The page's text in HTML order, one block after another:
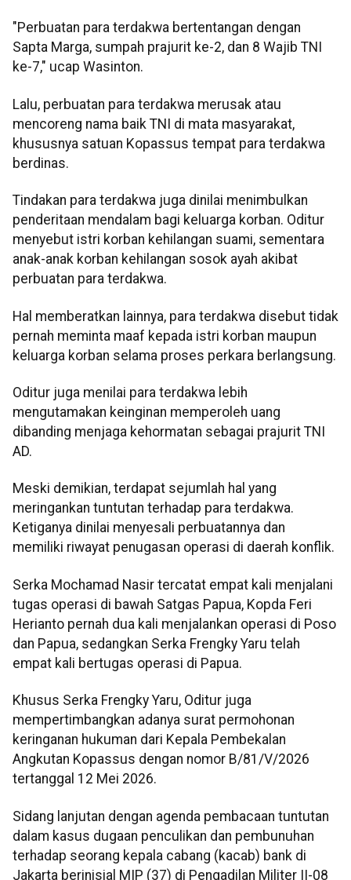
"Perbuatan para terdakwa bertentangan dengan
Sapta Marga, sumpah prajurit ke-2, dan 8 Wajib TNI
ke-7," ucap Wasinton.
Lalu, perbuatan para terdakwa merusak atau
mencoreng nama baik TNI di mata masyarakat,
khususnya satuan Kopassus tempat para terdakwa
berdinas.
Tindakan para terdakwa juga dinilai menimbulkan
penderitaan mendalam bagi keluarga korban. Oditur
menyebut istri korban kehilangan suami, sementara
anak-anak korban kehilangan sosok ayah akibat
perbuatan para terdakwa.
Hal memberatkan lainnya, para terdakwa disebut tidak
pernah meminta maaf kepada istri korban maupun
keluarga korban selama proses perkara berlangsung.
Oditur juga menilai para terdakwa lebih
mengutamakan keinginan memperoleh uang
dibanding menjaga kehormatan sebagai prajurit TNI
AD.
Meski demikian, terdapat sejumlah hal yang
meringankan tuntutan terhadap para terdakwa.
Ketiganya dinilai menyesali perbuatannya dan
memiliki riwayat penugasan operasi di daerah konflik.
Serka Mochamad Nasir tercatat empat kali menjalani
tugas operasi di bawah Satgas Papua, Kopda Feri
Herianto pernah dua kali menjalankan operasi di Poso
dan Papua, sedangkan Serka Frengky Yaru telah
empat kali bertugas operasi di Papua.
Khusus Serka Frengky Yaru, Oditur juga
mempertimbangkan adanya surat permohonan
keringanan hukuman dari Kepala Pembekalan
Angkutan Kopassus dengan nomor B/81/V/2026
tertanggal 12 Mei 2026.
Sidang lanjutan dengan agenda pembacaan tuntutan
dalam kasus dugaan penculikan dan pembunuhan
terhadap seorang kepala cabang (kacab) bank di
Jakarta berinisial MIP (37) di Pengadilan Militer II-08